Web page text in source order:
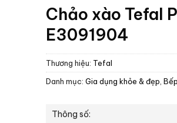
Chảo xào Tefal
E3091904
Thương hiệu: Tefal
Danh mục: Gia dụng khỏe & đẹp
Thông số: